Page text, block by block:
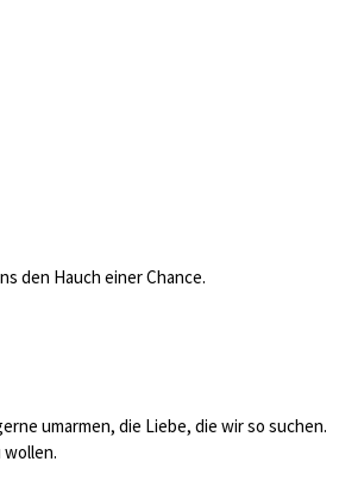
den Hauch einer Chance.
umarmen, die Liebe, die wir so suchen.